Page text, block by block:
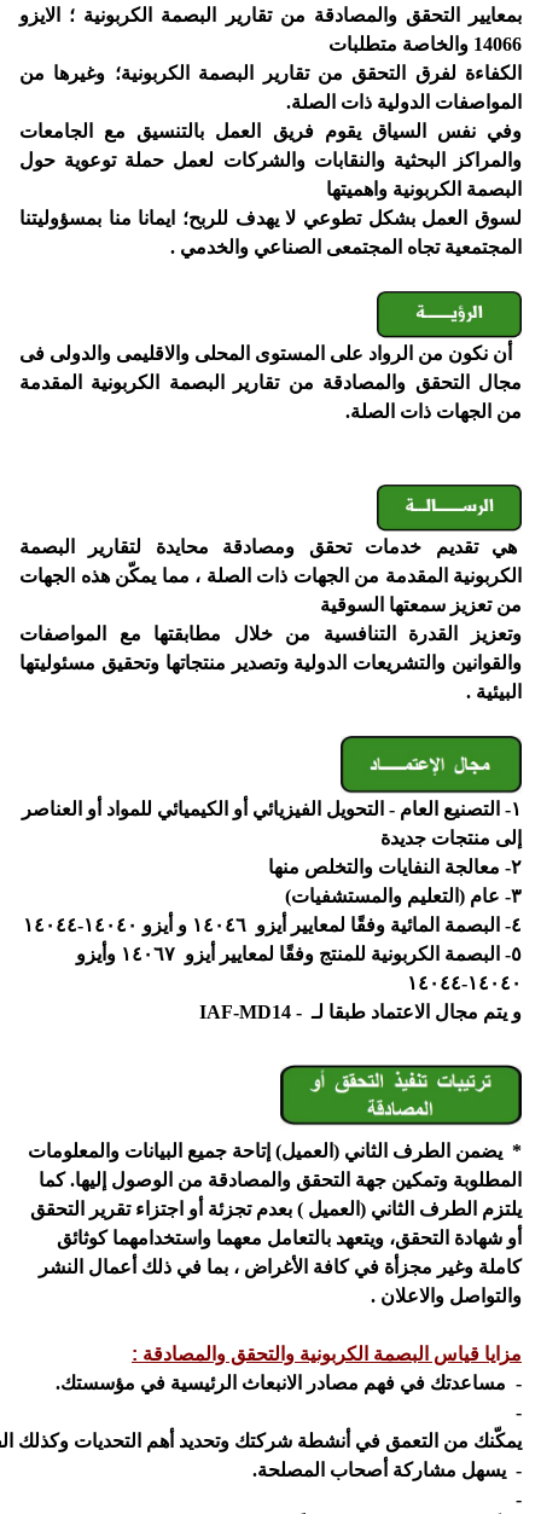
بمعايير التحقق والمصادقة من تقارير البصمة الكربونية ؛ الايزو
14066 والخاصة متطلبات
الكفاءة لفرق التحقق من تقارير البصمة الكربونية؛ وغيرها من
المواصفات الدولية ذات الصلة.
وفي نفس السياق يقوم فريق العمل بالتنسيق مع الجامعات
والمراكز البحثية والنقابات والشركات لعمل حملة توعوية حول
البصمة الكربونية واهميتها
لسوق العمل بشكل تطوعي لا يهدف للربح؛ ايمانا منا بمسؤوليتنا
المجتمعية تجاه المجتمعى الصناعي والخدمي .
أن نكون من الرواد على المستوى المحلى والاقليمى والدولى فى
مجال التحقق والمصادقة من تقارير البصمة الكربونية المقدمة
من الجهات ذات الصلة.
هي تقديم خدمات تحقق ومصادقة محايدة لتقارير البصمة
الكربونية المقدمة من الجهات ذات الصلة ، مما يمكّن هذه الجهات
من تعزيز سمعتها السوقية
وتعزيز القدرة التنافسية من خلال مطابقتها مع المواصفات
والقوانين والتشريعات الدولية وتصدير منتجاتها وتحقيق مسئوليتها
البيئية .
١- التصنيع العام - التحويل الفيزيائي أو الكيميائي للمواد أو العناصر
إلى منتجات جديدة
٢- معالجة النفايات والتخلص منها
٣- عام (التعليم والمستشفيات)
٤- البصمة المائية وفقًا لمعايير أيزو ١٤٠٤٦ و أيزو ١٤٠٤٠-١٤٠٤٤
٥- البصمة الكربونية للمنتج وفقًا لمعايير أيزو ١٤٠٦٧ وأيزو
١٤٠٤٠-١٤٠٤٤
و يتم مجال الاعتماد طبقا لـ - IAF-MD14
* يضمن الطرف الثاني (العميل) إتاحة جميع البيانات والمعلومات
المطلوبة وتمكين جهة التحقق والمصادقة من الوصول إليها. كما
يلتزم الطرف الثاني (العميل ) بعدم تجزئة أو اجتزاء تقرير التحقق
أو شهادة التحقق، ويتعهد بالتعامل معهما واستخدامهما كوثائق
كاملة وغير مجزأة في كافة الأغراض ، بما في ذلك أعمال النشر
والتواصل والاعلان .
مزايا قياس البصمة الكربونية والتحقق والمصادقة :
- مساعدتك في فهم مصادر الانبعاث الرئيسية في مؤسستك.
-
يمكّنك من التعمق في أنشطة شركتك وتحديد أهم التحديات وكذلك
- يسهل مشاركة أصحاب المصلحة.
-